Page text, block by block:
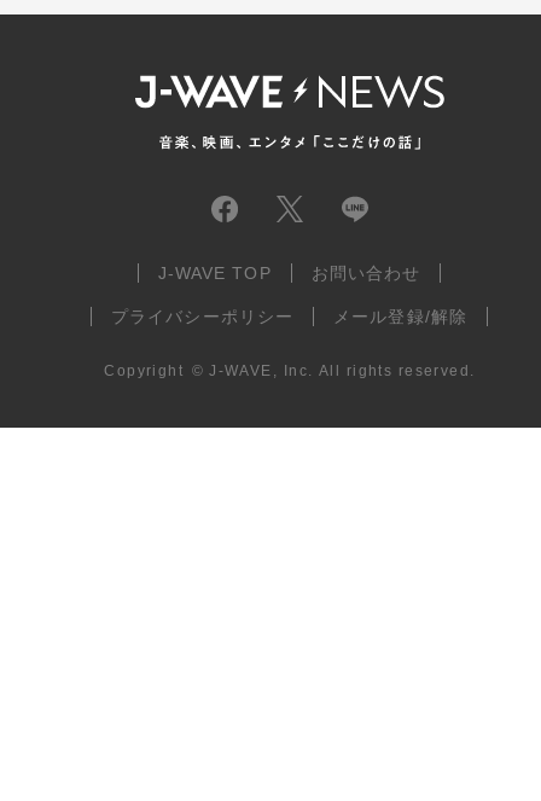
J-WAVE TOP お問い合わせ
プライバシーポリシー メール登録/解除
Copyright © J-WAVE, Inc. All rights reserved.